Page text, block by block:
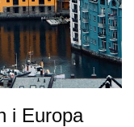
i Europa